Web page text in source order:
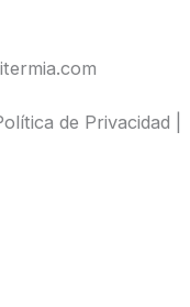
de Privacidad